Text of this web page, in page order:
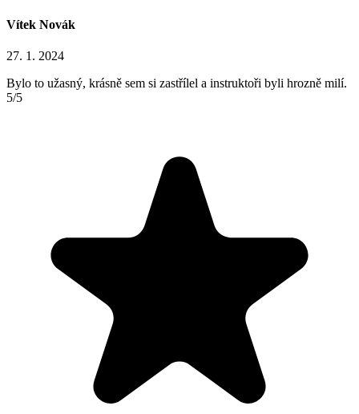
Vítek Novák
27. 1. 2024
Bylo to užasný, krásně sem si zastřílel a instruktoři byli hrozně milí.
5/5